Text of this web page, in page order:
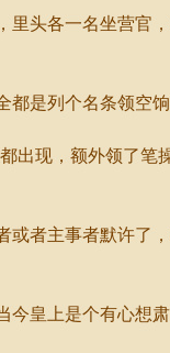
各一名坐营官
是列个名条领空饷
现，额外领了笔
主事者默许了
皇上是个有心想肃